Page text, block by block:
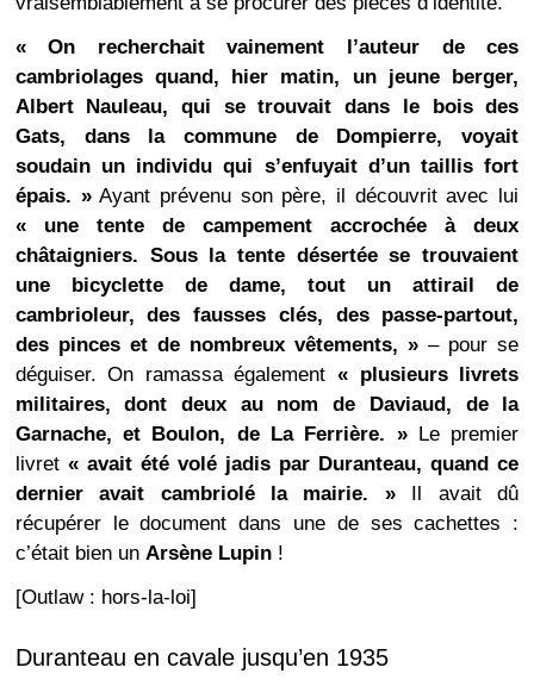
« On recherchait vainement l’auteur de ces
cambriolages quand, hier matin, un jeune berger,
Albert Nauleau, qui se trouvait dans le bois des
Gats, dans la commune de Dompierre, voyait
soudain un individu qui s’enfuyait d’un taillis fort
épais. »Ayant prévenu son père, il découvrit avec lui
« une tente de campement accrochée à deux
châtaigniers. Sous la tente désertée se trouvaient
une bicyclette de dame, tout un attirail de
cambrioleur, des fausses clés, des passe-partout,
des pinces et de nombreux vêtements, » – pour se
déguiser. On ramassa également« plusieurs livrets
militaires, dont deux au nom de Daviaud, de la
Garnache, et Boulon, de La Ferrière. »Le premier
livret « avait été volé jadis par Duranteau, quand ce
dernier avait cambriolé la mairie. » Il avait dû
récupérer le document dans une de ses cachettes :
c’était bien un Arsène Lupin!
[Outlaw : hors-la-loi]
Duranteau en cavale jusqu’en 1935